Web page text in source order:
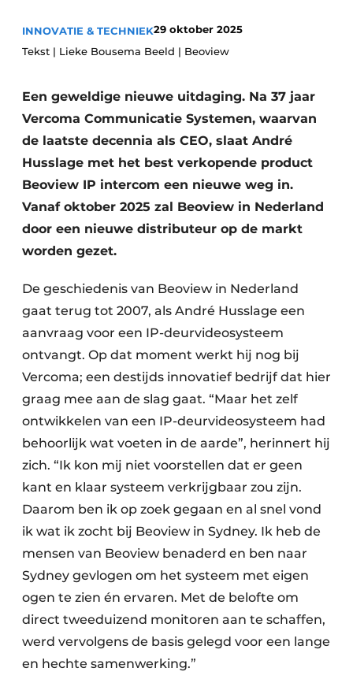
Privacy / Cookie statement
Vacature aanmelden
Vacatures
Modulair bouwen
INNOVATIE & TECHNIEK29 oktober 2025
Tekst | Lieke Bousema Beeld | Beoview
Een geweldige nieuwe uitdaging. Na 37 jaar
Vercoma Communicatie Systemen, waarvan
de laatste decennia als CEO, slaat André
Husslage met het best verkopende product
Beoview IP intercom een nieuwe weg in.
Vanaf oktober 2025 zal Beoview in Nederland
door een nieuwe distributeur op de markt
worden gezet.
De geschiedenis van Beoview in Nederland
gaat terug tot 2007, als André Husslage een
aanvraag voor een IP-deurvideosysteem
ontvangt. Op dat moment werkt hij nog bij
Vercoma; een destijds innovatief bedrijf dat hier
graag mee aan de slag gaat. “Maar het zelf
ontwikkelen van een IP-deurvideo­systeem had
behoorlijk wat voeten in de aarde”, herinnert hij
zich. “Ik kon mij niet voorstellen dat er geen
kant en klaar ­systeem verkrijgbaar zou zijn.
Daarom ben ik op zoek gegaan en al snel vond
ik wat ik zocht bij Beoview in Sydney. Ik heb de
mensen van Beoview benaderd en ben naar
Sydney gevlogen om het systeem met eigen
ogen te zien én ervaren. Met de belofte om
direct tweeduizend monitoren aan te schaffen,
werd vervolgens de basis gelegd voor een lange
en hechte samenwerking.”